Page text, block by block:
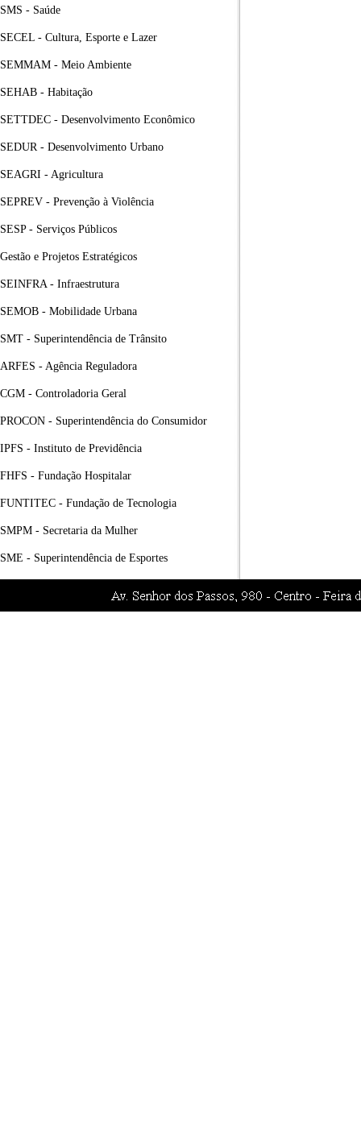
SMS - Saúde
SECEL - Cultura, Esporte e Lazer
SEMMAM - Meio Ambiente
SEHAB - Habitação
SETTDEC - Desenvolvimento Econômico
SEDUR - Desenvolvimento Urbano
SEAGRI - Agricultura
SEPREV - Prevenção à Violência
SESP - Serviços Públicos
Gestão e Projetos Estratégicos
SEINFRA - Infraestrutura
SEMOB - Mobilidade Urbana
SMT - Superintendência de Trânsito
ARFES - Agência Reguladora
CGM - Controladoria Geral
PROCON - Superintendência do Consumidor
IPFS - Instituto de Previdência
FHFS - Fundação Hospitalar
FUNTITEC - Fundação de Tecnologia
SMPM - Secretaria da Mulher
SME - Superintendência de Esportes